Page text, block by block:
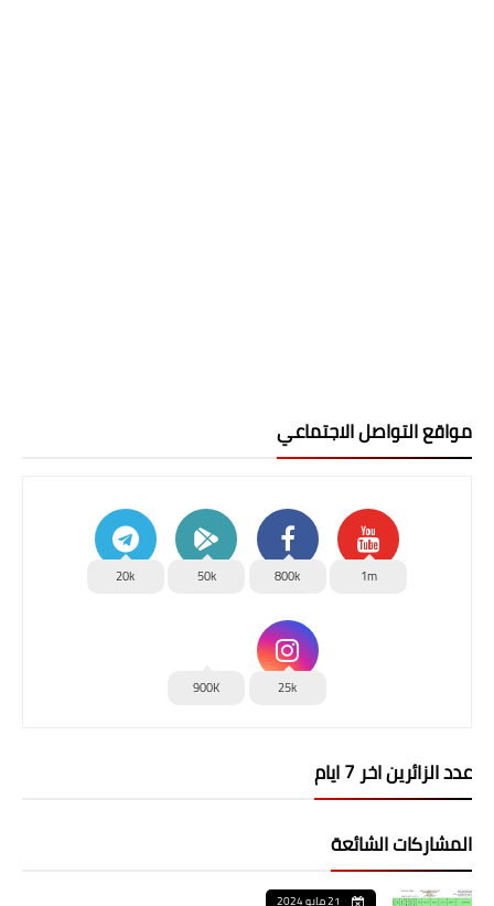
مواقع التواصل الاجتماعي
1m
800k
50k
20k
25k
900K
عدد الزائرين اخر 7 ايام
المشاركات الشائعة
21 مايو 2024